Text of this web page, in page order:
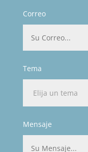
Correo
Tema
Mensaje